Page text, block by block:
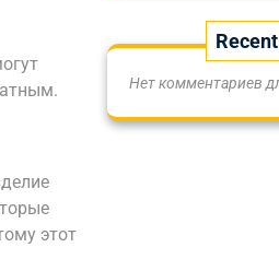
этот
Нет комментариев